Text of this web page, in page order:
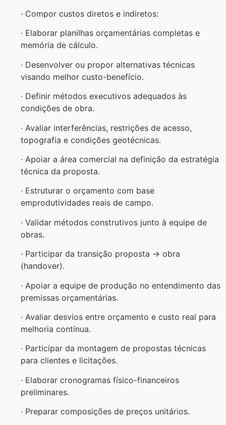
· Compor custos diretos e indiretos:
· Elaborar planilhas orçamentárias completas e
memória de cálculo.
· Desenvolver ou propor alternativas técnicas
visando melhor custo-benefício.
· Definir métodos executivos adequados às
condições de obra.
· Avaliar interferências, restrições de acesso,
topografia e condições geotécnicas.
· Apoiar a área comercial na definição da estratégia
técnica da proposta.
· Estruturar o orçamento com base
emprodutividades reais de campo.
· Validar métodos construtivos junto à equipe de
obras.
· Participar da transição proposta → obra
(handover).
· Apoiar a equipe de produção no entendimento das
premissas orçamentárias.
· Avaliar desvios entre orçamento e custo real para
melhoria contínua.
· Participar da montagem de propostas técnicas
para clientes e licitações.
· Elaborar cronogramas físico-financeiros
preliminares.
· Preparar composições de preços unitários.